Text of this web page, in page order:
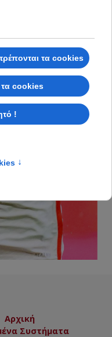
Αρχική
Συστήματα